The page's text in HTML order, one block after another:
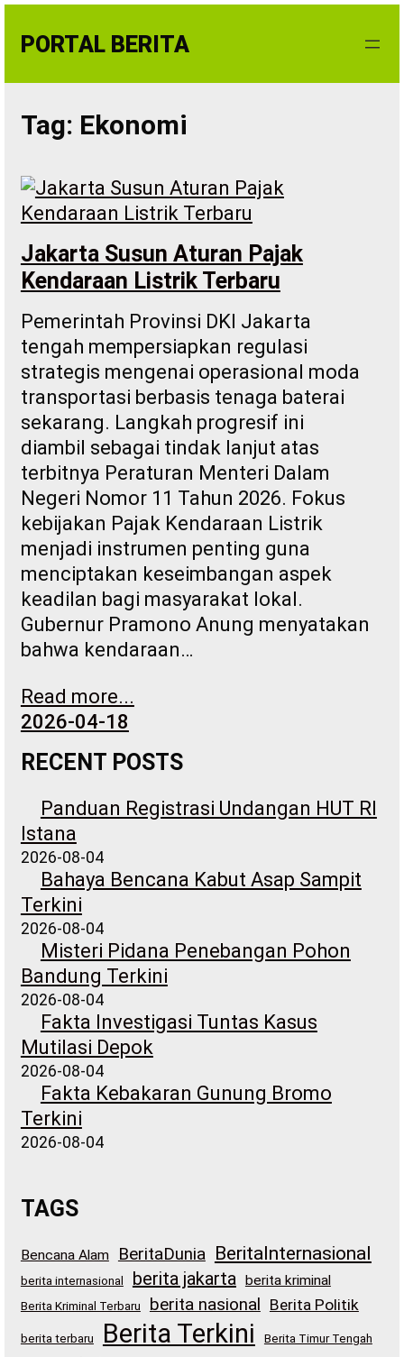
toPORTAL BERITA
Tag: Ekonomi
Jakarta Susun Aturan Pajak
Kendaraan Listrik Terbaru
Pemerintah Provinsi DKI Jakarta
tengah mempersiapkan regulasi
strategis mengenai operasional moda
transportasi berbasis tenaga baterai
sekarang. Langkah progresif ini
diambil sebagai tindak lanjut atas
terbitnya Peraturan Menteri Dalam
Negeri Nomor 11 Tahun 2026. Fokus
kebijakan Pajak Kendaraan Listrik
menjadi instrumen penting guna
menciptakan keseimbangan aspek
keadilan bagi masyarakat lokal.
Gubernur Pramono Anung menyatakan
bahwa kendaraan…
Read more...
2026-04-18
RECENT POSTS
Panduan Registrasi Undangan HUT RI
Istana
2026-08-04
Bahaya Bencana Kabut Asap Sampit
Terkini
2026-08-04
Misteri Pidana Penebangan Pohon
Bandung Terkini
2026-08-04
Fakta Investigasi Tuntas Kasus
Mutilasi Depok
2026-08-04
Fakta Kebakaran Gunung Bromo
Terkini
2026-08-04
TAGS
Bencana Alam BeritaDunia BeritaInternasional
berita internasional berita jakarta berita kriminal
Berita Kriminal Terbaru berita nasional Berita Politik
berita terbaru Berita Terkini Berita Timur Tengah